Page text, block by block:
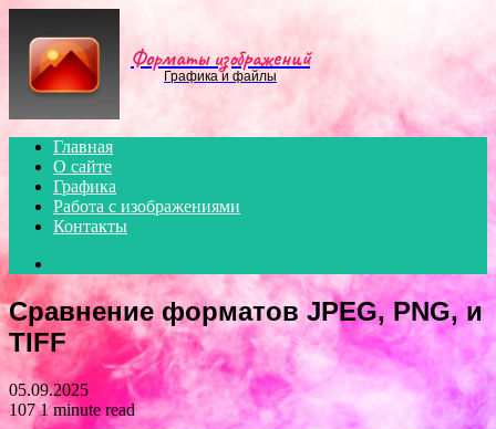
Форматы изображений
Графика и файлы
Главная
О сайте
Графика
Работа с изображениями
Контакты
for
Сравнение форматов JPEG, PNG, и
TIFF
05.09.2025
1071 minute read